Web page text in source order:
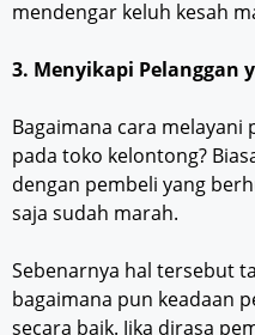
mendengar keluh kesah
3. Menyikapi Pelanggan
Bagaimana cara
pada toko kelontong?
dengan pembeli yang
saja sudah marah.
Sebenarnya hal tersebut
bagaimana pun keadaan
secara baik. Jika dirasa